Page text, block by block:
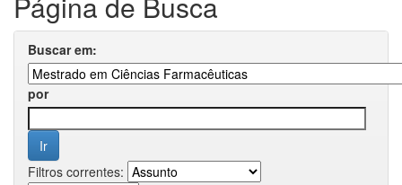
Buscar em:
por
Filtros correntes: